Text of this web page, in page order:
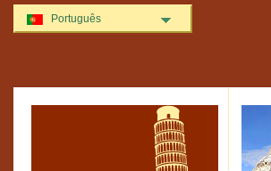
Português